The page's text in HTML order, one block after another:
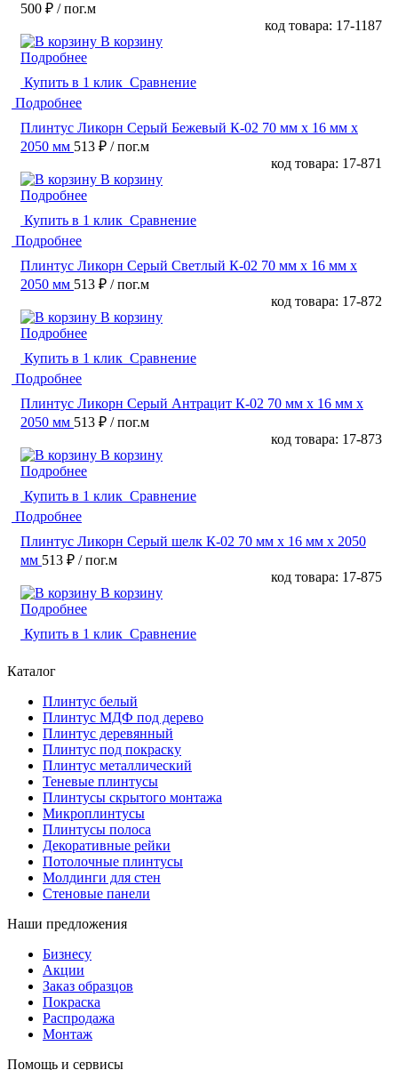
500 ₽ / пог.м
код товара: 17-1187
В корзину
Подробнее
Купить в 1 клик Сравнение
Подробнее
Плинтус Ликорн Серый Бежевый К-02 70 мм х 16 мм х
2050 мм 513 ₽ / пог.м
код товара: 17-871
В корзину
Подробнее
Купить в 1 клик Сравнение
Подробнее
Плинтус Ликорн Серый Светлый К-02 70 мм х 16 мм х
2050 мм 513 ₽ / пог.м
код товара: 17-872
В корзину
Подробнее
Купить в 1 клик Сравнение
Подробнее
Плинтус Ликорн Серый Антрацит К-02 70 мм х 16 мм х
2050 мм 513 ₽ / пог.м
код товара: 17-873
В корзину
Подробнее
Купить в 1 клик Сравнение
Подробнее
Плинтус Ликорн Серый шелк К-02 70 мм х 16 мм х 2050
мм 513 ₽ / пог.м
код товара: 17-875
В корзину
Подробнее
Купить в 1 клик Сравнение
Каталог
Плинтус белый
Плинтус МДФ под дерево
Плинтус деревянный
Плинтус под покраску
Плинтус металлический
Теневые плинтусы
Плинтусы скрытого монтажа
Микроплинтусы
Плинтусы полоса
Декоративные рейки
Потолочные плинтусы
Молдинги для стен
Стеновые панели
Наши предложения
Бизнесу
Акции
Заказ образцов
Покраска
Распродажа
Монтаж
Помощь и сервисы